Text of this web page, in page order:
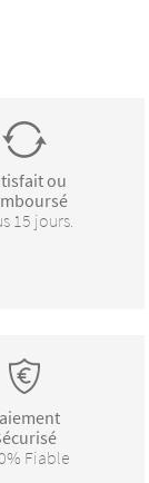
ou
15 jours.
Fiable